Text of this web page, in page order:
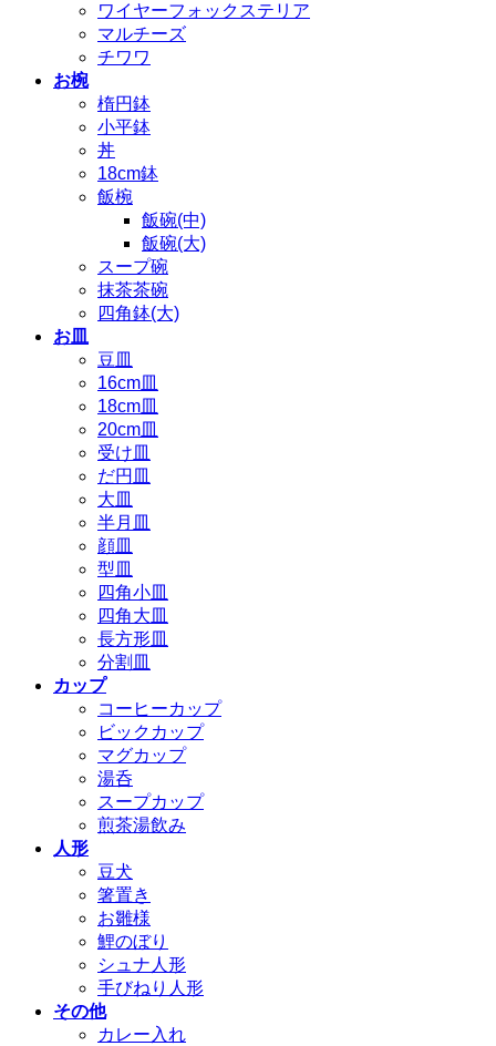
ワイヤーフォックステリア
マルチーズ
チワワ
お椀
楕円鉢
小平鉢
丼
18cm鉢
飯椀
飯碗(中)
飯碗(大)
スープ碗
抹茶茶碗
四角鉢(大)
お皿
豆皿
16cm皿
18cm皿
20cm皿
受け皿
だ円皿
大皿
半月皿
顔皿
型皿
四角小皿
四角大皿
長方形皿
分割皿
カップ
コーヒーカップ
ビックカップ
マグカップ
湯呑
スープカップ
煎茶湯飲み
人形
豆犬
箸置き
お雛様
鯉のぼり
シュナ人形
手びねり人形
その他
カレー入れ